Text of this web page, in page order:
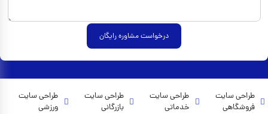
درخواست مشاوره رایگان
طراحی سایت
فروشگاهی
طراحی سایت
خدماتی
طراحی سایت
بازرگانی
طراحی سایت
ورزشی